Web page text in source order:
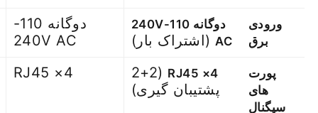
ورودی
برق
دوگانه 110-240V
AC (اشتراک بار)
دوگانه 110-
240V AC
پورت
های
سیگنال
4× RJ45
(2+2
پشتیبان گیری)
4× RJ45